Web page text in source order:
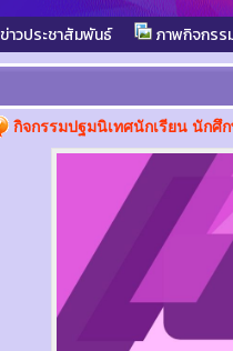
ข่าวประชาสัมพันธ์ ภาพกิจกรร
กิจกรรมปฐมนิเทศนักเรียน นักศึ